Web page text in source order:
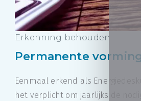
Erkenning behouden
Permanente
Eenmaal erkend als
het verplicht om jaarlijks de